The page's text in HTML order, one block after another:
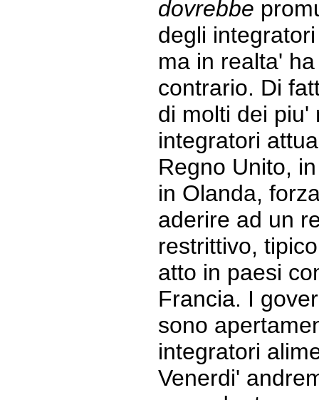
dovrebbe
degli
ma in realta'
contrario. Di
di molti dei piu'
integratori
Regno Unito,
in Olanda,
aderire ad un
restrittivo,
atto in paesi
Francia. I
sono
integratori
Venerdi'